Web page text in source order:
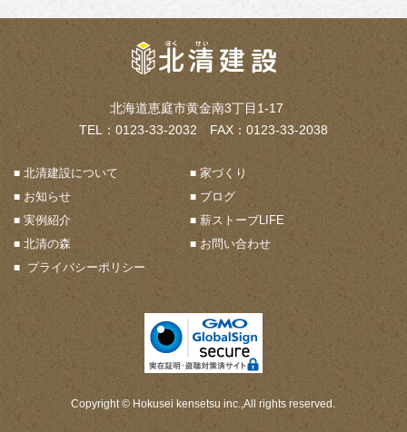
北海道恵庭市黄金南3丁目1-17
TEL：0123-33-2032 FAX：0123-33-2038
北清建設について
家づくり
お知らせ
ブログ
実例紹介
薪ストーブLIFE
北清の森
お問い合わせ
プライバシーポリシー
Copyright © Hokusei kensetsu inc.,All rights reserved.